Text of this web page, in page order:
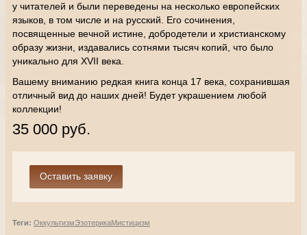
у читателей и были переведены на несколько европейских
языков, в том числе и на русский. Его сочинения,
посвященные вечной истине, добродетели и христианскому
образу жизни, издавались сотнями тысяч копий, что было
уникально для XVII века.
Вашему вниманию редкая книга конца 17 века, сохранившая
отличный вид до наших дней! Будет украшением любой
коллекции!
35 000 руб.
Теги: ОккультизмЭзотерикаМистицизм